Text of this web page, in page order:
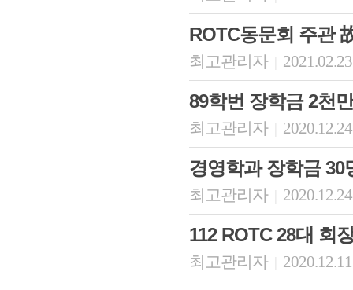
ROTC동문회 주관
최고관리자
89학번 장학금 2천
최고관리자
경영학과 장학금 30
최고관리자
112 ROTC 28대 회
최고관리자